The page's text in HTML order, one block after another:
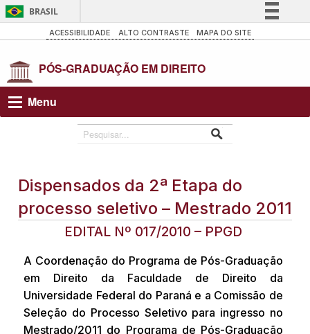
BRASIL
Simplifique!
Participe
Legislação
Canais
ACESSIBILIDADE ALTO CONTRASTE MAPA DO SITE
Menu
Dispensados da 2ª Etapa do
processo seletivo – Mestrado 2011
EDITAL Nº 017/2010 – PPGD
A Coordenação do Programa de Pós-Graduação
em Direito da Faculdade de Direito da
Universidade Federal do Paraná e a Comissão de
Seleção do Processo Seletivo para ingresso no
Mestrado/2011 do Programa de Pós-Graduação